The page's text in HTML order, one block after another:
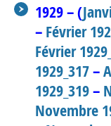
1929 – (
– Février
Février
1929_317–
1929_319–
Novembre